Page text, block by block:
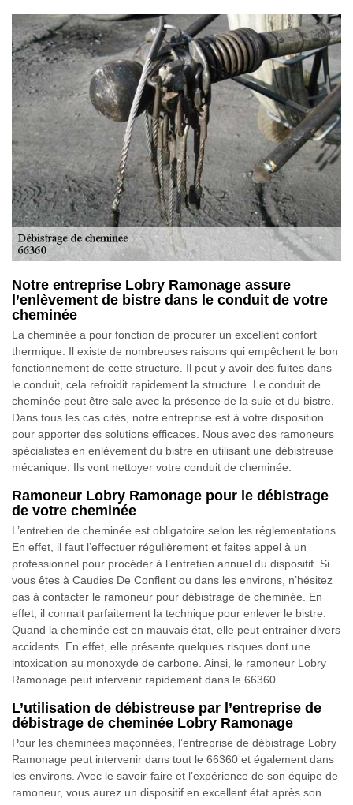
Notre entreprise Lobry Ramonage assure
l’enlèvement de bistre dans le conduit de votre
cheminée
La cheminée a pour fonction de procurer un excellent confort
thermique. Il existe de nombreuses raisons qui empêchent le bon
fonctionnement de cette structure. Il peut y avoir des fuites dans
le conduit, cela refroidit rapidement la structure. Le conduit de
cheminée peut être sale avec la présence de la suie et du bistre.
Dans tous les cas cités, notre entreprise est à votre disposition
pour apporter des solutions efficaces. Nous avec des ramoneurs
spécialistes en enlèvement du bistre en utilisant une débistreuse
mécanique. Ils vont nettoyer votre conduit de cheminée.
Ramoneur Lobry Ramonage pour le débistrage
de votre cheminée
L’entretien de cheminée est obligatoire selon les réglementations.
En effet, il faut l’effectuer régulièrement et faites appel à un
professionnel pour procéder à l’entretien annuel du dispositif. Si
vous êtes à Caudies De Conflent ou dans les environs, n’hésitez
pas à contacter le ramoneur pour débistrage de cheminée. En
effet, il connait parfaitement la technique pour enlever le bistre.
Quand la cheminée est en mauvais état, elle peut entrainer divers
accidents. En effet, elle présente quelques risques dont une
intoxication au monoxyde de carbone. Ainsi, le ramoneur Lobry
Ramonage peut intervenir rapidement dans le 66360.
L’utilisation de débistreuse par l’entreprise de
débistrage de cheminée Lobry Ramonage
Pour les cheminées maçonnées, l’entreprise de débistrage Lobry
Ramonage peut intervenir dans tout le 66360 et également dans
les environs. Avec le savoir-faire et l’expérience de son équipe de
ramoneur, vous aurez un dispositif en excellent état après son